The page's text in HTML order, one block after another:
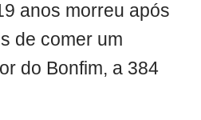
anos morreu após
de comer um
do Bonfim, a 384